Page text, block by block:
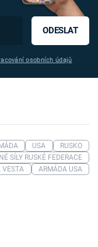
ODESLAT
osobních údajů
USA
RUSKO
SÍLY RUSKÉ FEDERACE
VESTA ARMÁDA USA